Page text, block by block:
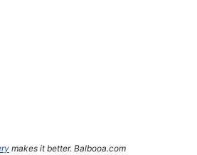
makes it better. Balbooa.com